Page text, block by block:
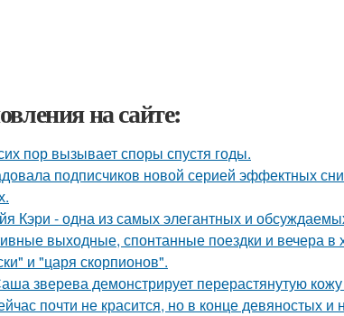
на сайте:
пор вызывает споры спустя годы.
подписчиков новой серией эффектных
Кэри - одна из самых элегантных и
выходные, спонтанные поездки и вечера в
и "царя скорпионов".
зверева демонстрирует перерастянутую
почти не красится, но в конце девяностых